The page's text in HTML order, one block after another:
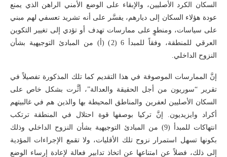
السكان الكرد الأصليين، والإبقاء على الوضع الأمني الراهن الذي يمنع
عودة هؤلاء السكان إلى ديارهم، يفسَّر على أنه تشريد تعسفي لهم مبني
على سياسات، ومنطوٍ على ممارسات تهدف أو تؤدي إلى تغيير التكوين
العرقي للمنطقة، وفقاً للمبدأ 6 (2) (أ) من المبادئ التوجيهية بشأن
النزوح الداخلي.
إنَّ الممارسات الموصوفة في هذا التقديم كما تلك المذكورة تفصيلاً في
تقرير “سوريون من أجل الحقيقة والعدالة”، أثَّرت بشكل خاص على
السكان الأصليين لعفرين والمناطق المحيطة بها والذين هم في غالبيتهم
أكراد وايزيديون. إنَّ تركيا بوصفها قوة احتلال في المنطقة ترتكب
انتهاكات للمبدأ (9) من المبادئ التوجيهية بشأن النزوح الداخلي وذلك
بكونها تسهل استمرار نزوح تلك الأقليات، ولا تقمع الإجراءات المؤدية
إلى ذلك، فضلاً عن امتناعها عن اتخاذ تدابير فعالة لإعادة إرساء الوضع